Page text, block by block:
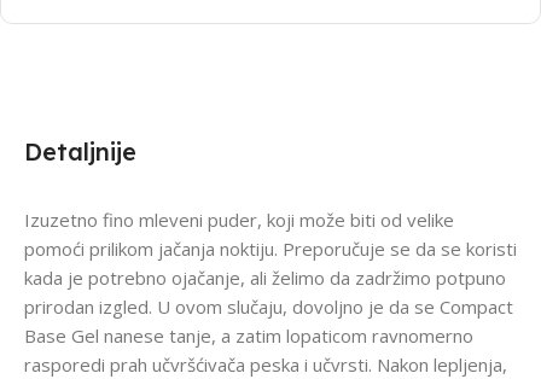
Detaljnije
Izuzetno fino mleveni puder, koji može biti od velike
pomoći prilikom jačanja noktiju. Preporučuje se da se koristi
kada je potrebno ojačanje, ali želimo da zadržimo potpuno
prirodan izgled. U ovom slučaju, dovoljno je da se Compact
Base Gel nanese tanje, a zatim lopaticom ravnomerno
rasporedi prah učvršćivača peska i učvrsti. Nakon lepljenja,